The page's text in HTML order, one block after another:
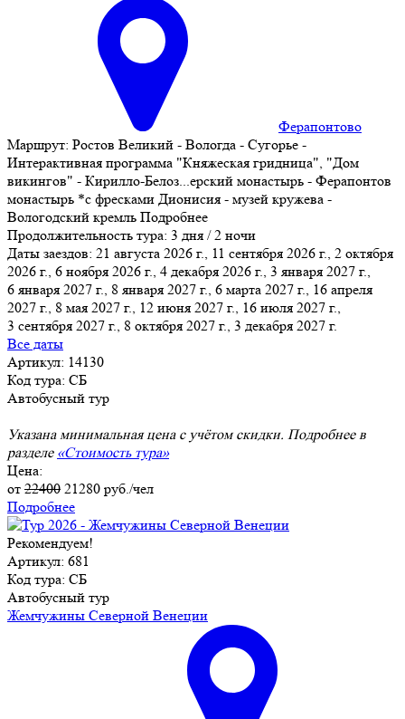
Ферапонтово
Маршрут: Ростов Великий - Вологда - Сугорье -
Интерактивная программа "Княжеская гридница", "Дом
викингов" - Кирилло-Белоз
ерский монастырь - Ферапонтов
монастырь *с фресками Дионисия - музей кружева -
Вологодский кремль Подробнее
Продолжительность тура: 3 дня / 2 ночи
Даты заездов: 21 августа 2026 г., 11 сентября 2026 г., 2 октября
2026 г., 6 ноября 2026 г., 4 декабря 2026 г., 3 января 2027 г.,
6 января 2027 г. , 8 января 2027 г., 6 марта 2027 г., 16 апреля
2027 г., 8 мая 2027 г., 12 июня 2027 г., 16 июля 2027 г.,
3 сентября 2027 г., 8 октября 2027 г., 3 декабря 2027 г.
Все даты
Артикул: 14130
Код тура: СБ
Автобусный тур
Указана минимальная цена с учётом скидки. Подробнее в
разделе «Стоимость тура»
Цена:
от 22400 21280 руб./чел
Подробнее
Рекомендуем!
Артикул: 681
Код тура: СБ
Автобусный тур
Жемчужины Северной Венеции